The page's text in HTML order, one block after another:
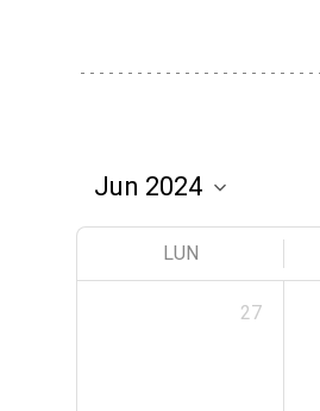
LUN
27